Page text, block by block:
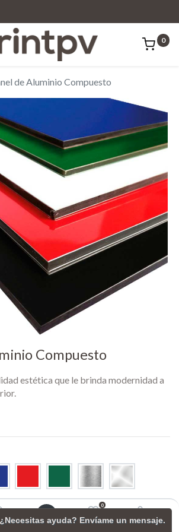
0
Wishlist Account
0
de Aluminio Compuesto
Compuesto
estética que le brinda modernidad a
¿Necesitas ayuda? Envíame un mensaje.